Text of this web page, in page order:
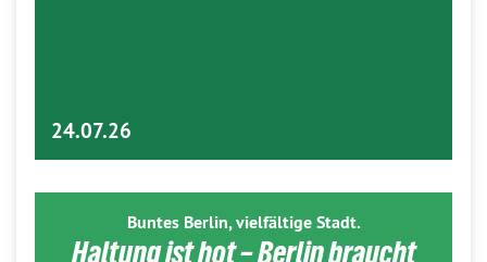
24.07.26
Buntes Berlin, vielfältige Stadt.
Haltung ist hot – Berlin braucht